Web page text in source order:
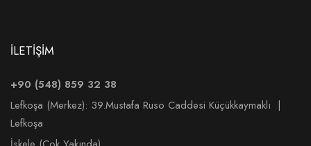
İLETİŞİM
+90 (548) 859 32 38
Lefkoşa (Merkez): 39.Mustafa Ruso Caddesi Küçükkaymaklı |
Lefkoşa